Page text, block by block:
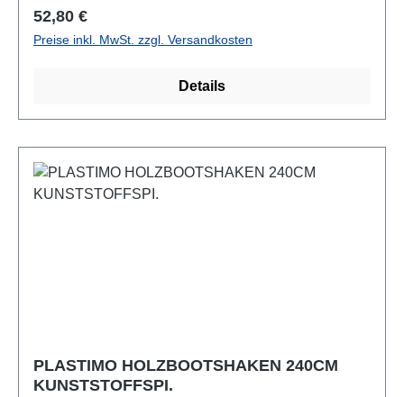
Regulärer Preis:
52,80 €
Preise inkl. MwSt. zzgl. Versandkosten
Details
PLASTIMO HOLZBOOTSHAKEN 240CM
KUNSTSTOFFSPI.